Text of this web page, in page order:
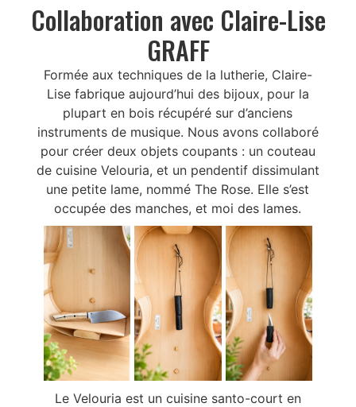
Collaboration avec Claire-Lise
GRAFF
Formée aux techniques de la lutherie, Claire-
Lise fabrique aujourd’hui des bijoux, pour la
plupart en bois récupéré sur d’anciens
instruments de musique. Nous avons collaboré
pour créer deux objets coupants : un couteau
de cuisine Velouria, et un pendentif dissimulant
une petite lame, nommé The Rose. Elle s’est
occupée des manches, et moi des lames.
Le Velouria est un cuisine santo-court en